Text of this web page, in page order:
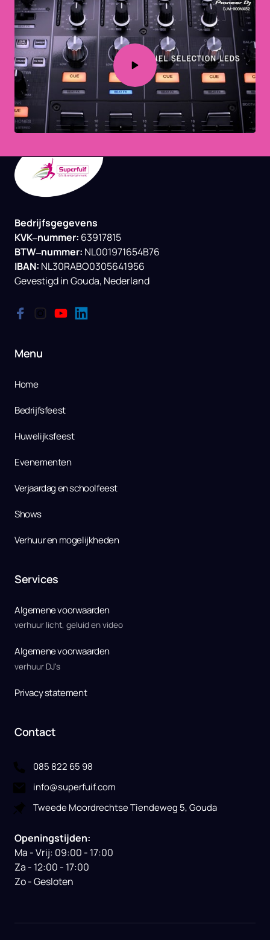
Bedrijfsgegevens
KVK‒nummer:
BTW‒nummer:
IBAN: NL30RABO0305641956
Gevestigd in Gouda, Nederland
Menu
Home
Bedrijfsfeest
Huwelijksfeest
Evenementen
Verjaardag en schoolfeest
Shows
Verhuur en mogelijkheden
Services
Algemene voorwaarden
verhuur licht, geluid en video
Algemene voorwaarden
verhuur DJ's
Privacy statement
Contact
085 822 65 98
info@superfuif.com
Tweede Moordrechtse Tiendeweg 5, Gouda
Openingstijden:
Ma - Vrij: 09:00 - 17:00
Za - 12:00 - 17:00
Zo - Gesloten